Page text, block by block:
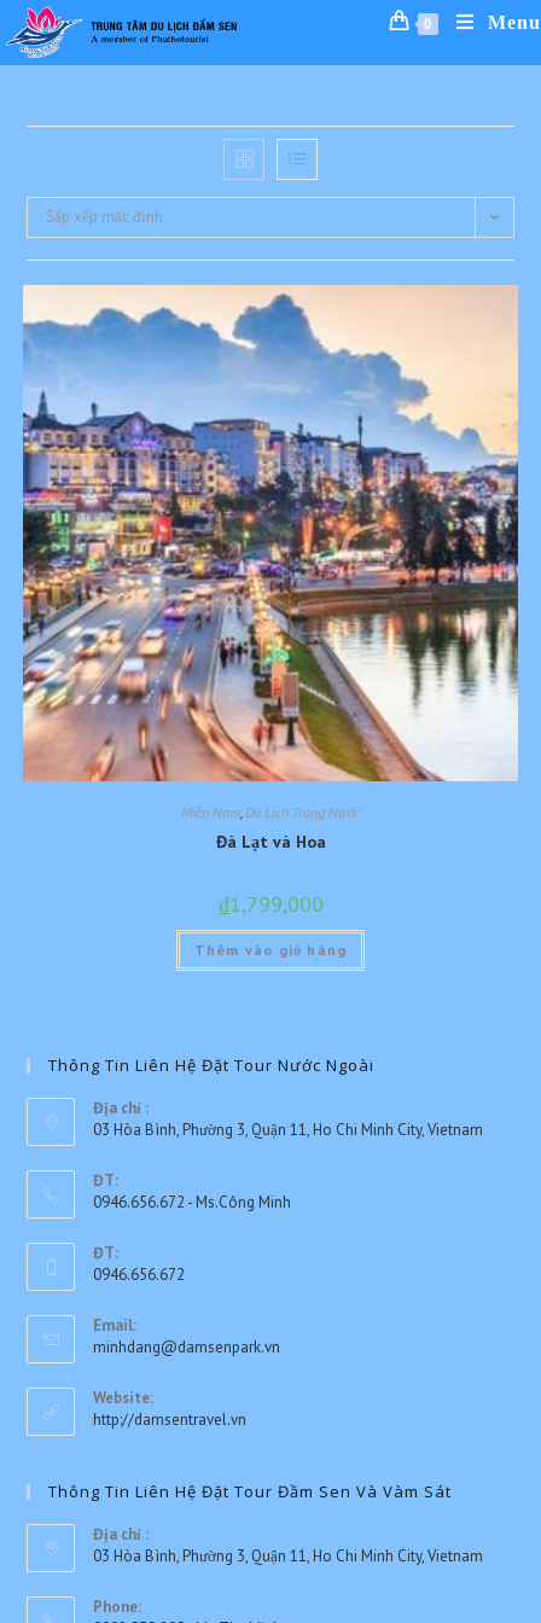
Skip
to
0 Menu
Sắp xếp mặc định
Miền Nam Du Lịch Trong Nước
Đà Lạt và Hoa
₫1,799,000
Thêm vào giỏ hàng
Thông Tin Liên Hệ Đặt Tour Nước Ngoài
Địa chỉ :
03 Hòa Bình, Phường 3, Quận 11, Ho Chi Minh City, Vietnam
ĐT:
0946.656.672 - Ms.Công Minh
in
your
application
ĐT:
0946.656.672
in
your
application
Email:
minhdang@damsenpark.vn
Website:
http://damsentravel.vn
Thông Tin Liên Hệ Đặt Tour Đầm Sen Và Vàm Sát
Địa chỉ :
03 Hòa Bình, Phường 3, Quận 11, Ho Chi Minh City, Vietnam
Phone: